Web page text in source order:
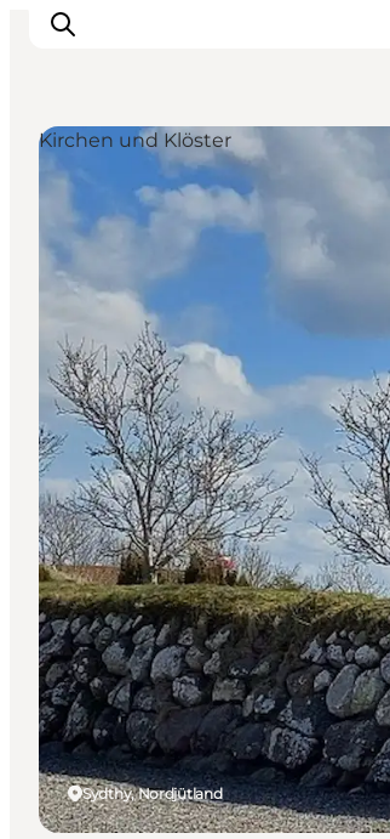
Urlaubsorte
Inspiration
Events
Unterkunft
Mach deine
Sydthy, Nordjütland
Kirchen und Klöster